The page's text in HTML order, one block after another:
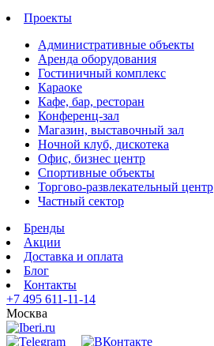
Проекты
Административные объекты
Аренда оборудования
Гостиничный комплекс
Караоке
Кафе, бар, ресторан
Конференц-зал
Магазин, выставочный зал
Ночной клуб, дискотека
Офис, бизнес центр
Спортивные объекты
Торгово-развлекательный центр
Частный сектор
Бренды
Акции
Доставка и оплата
Блог
Контакты
+7 495 611-11-14
Москва